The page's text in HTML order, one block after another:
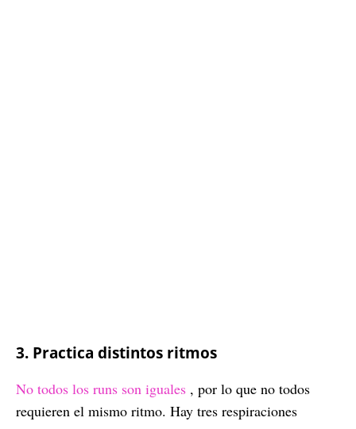
3. Practica distintos ritmos
No todos los runs son iguales , por lo que no todos
requieren el mismo ritmo. Hay tres respiraciones